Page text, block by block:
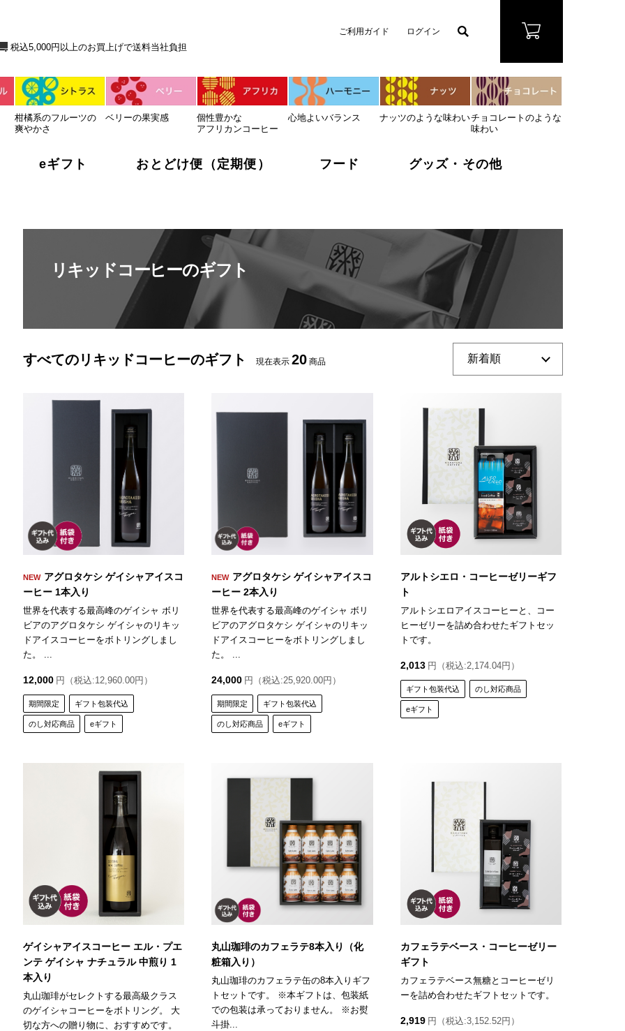
当社負担
税込5,000円以上のお買上げで送料当社負担
ご利用ガイド ログイン
柑橘系のフルーツの
爽やかさ
ベリーの果実感
個性豊かな
アフリカンコーヒー
心地よいバランス ナッツのような味わいチョコレートのような
味わい
eギフト おとどけ便（定期便） フード グッズ・その他
リキッドコーヒーのギフト
すべてのリキッドコーヒーのギフト 現在表示 20 商品
アグロタケシ ゲイシャアイスコ
ーヒー 1本入り
世界を代表する最高峰のゲイシャ ボリ
ビアのアグロタケシ ゲイシャのリキッ
ドアイスコーヒーをボトリングしまし
た。 ...
12,000 円（税込:12,960.00円）
期間限定 ギフト包装代込
のし対応商品 eギフト
アグロタケシ ゲイシャアイスコ
ーヒー 2本入り
世界を代表する最高峰のゲイシャ ボリ
ビアのアグロタケシ ゲイシャのリキッ
ドアイスコーヒーをボトリングしまし
た。 ...
24,000 円（税込:25,920.00円）
期間限定 ギフト包装代込
のし対応商品 eギフト
アルトシエロ・コーヒーゼリーギフ
ト
アルトシエロアイスコーヒーと、コー
ヒーゼリーを詰め合わせたギフトセッ
トです。
2,013 円（税込:2,174.04円）
ギフト包装代込 のし対応商品
eギフト
ゲイシャアイスコーヒー エル・プエ
ンテ ゲイシャ ナチュラル 中煎り 1
本入り
丸山珈琲がセレクトする最高級クラス
のゲイシャコーヒーをボトリング。 大
切な方への贈り物に、おすすめです。
丸山珈琲のカフェラテ8本入り（化
粧箱入り）
丸山珈琲のカフェラテ缶の8本入りギフ
トセットです。 ※本ギフトは、包装紙
での包装は承っておりません。 ※お熨
斗掛...
カフェラテベース・コーヒーゼリー
ギフト
カフェラテベース無糖とコーヒーゼリ
ーを詰め合わせたギフトセットです。
2,919 円（税込:3,152.52円）